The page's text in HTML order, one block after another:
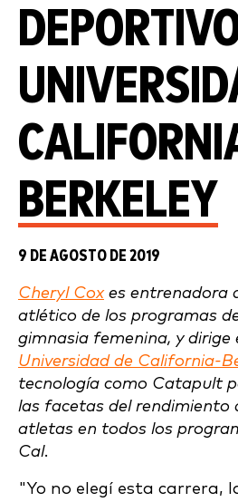
BERKELEY
9 DE AGOSTO DE 2019
Cheryl Coxes entrenadora
atlético de los programas
gimnasia femenina, y dirige
Universidad de California-
tecnología como Catapult
las facetas del rendimiento
atletas en todos los
Cal.
"Yo no elegí esta carrera,